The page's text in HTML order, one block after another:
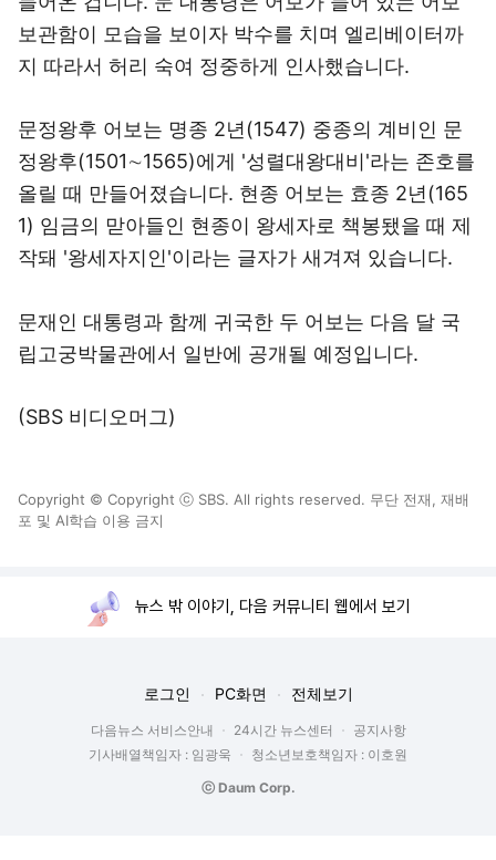
보관함이 모습을 보이자 박수를 치며 엘리베이터까
지 따라서 허리 숙여 정중하게 인사했습니다.
문정왕후 어보는 명종 2년(1547) 중종의 계비인 문
정왕후(1501∼1565)에게 '성렬대왕대비'라는 존호를
올릴 때 만들어졌습니다. 현종 어보는 효종 2년(165
1) 임금의 맏아들인 현종이 왕세자로 책봉됐을 때 제
작돼 '왕세자지인'이라는 글자가 새겨져 있습니다.
문재인 대통령과 함께 귀국한 두 어보는 다음 달 국
립고궁박물관에서 일반에 공개될 예정입니다.
(SBS 비디오머그)
Copyright © Copyright ⓒ SBS. All rights reserved. 무단 전재, 재배
포 및 AI학습 이용 금지
뉴스 밖 이야기, 다음 커뮤니티 웹에서 보기
로그인 PC화면 전체보기
다음뉴스 서비스안내 24시간 뉴스센터
공지사항
기사배열책임자 : 임광욱
청소년보호책임자 : 이호원
ⓒ Daum Corp.